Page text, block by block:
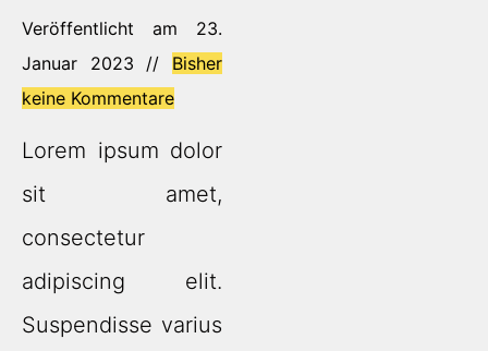
Veröffentlicht am 23.
Januar 2023 // Bisher
keine Kommentare
Lorem ipsum dolor
sit amet,
consectetur
adipiscing elit.
Suspendisse varius